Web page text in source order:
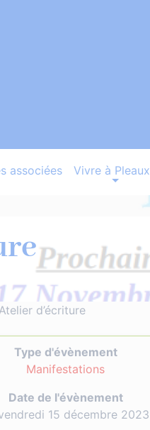
associées Vivre à Pleaux
Atelier d’écriture
Type d'évènement
Manifestations
Date de l'évènement
15 décembre 2023